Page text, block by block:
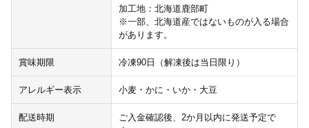
加工地：北海道鹿部町
※一部、北海道産ではないものが入る場合
があります。
賞味期限 冷凍90日（解凍後は当日限り）
アレルギー表示 小麦・かに・いか・大豆
配送時期
ご入金確認後、2か月以内に発送予定で